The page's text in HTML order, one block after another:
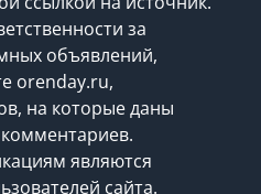
за
объявлений,
orenday.ru,
на которые даны
являются
сайта.